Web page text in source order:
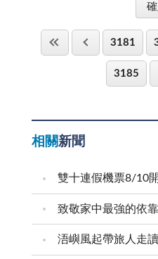
特掃把，讓班上都笑得東
笑聲不斷。不管在什麼時
的。你看我的班級生活不
們到縣立警察所參觀，我
也少不了我們最盼望的「
上的指示搜索寶物，用心
鎮喔！這樣的遊戲好刺激
育樂營依依不捨。從中我
隊的態度、防身術、探險
並把我的生活彩繪得奇幻
3181
3185
相關新聞
雙十連假機票8/10